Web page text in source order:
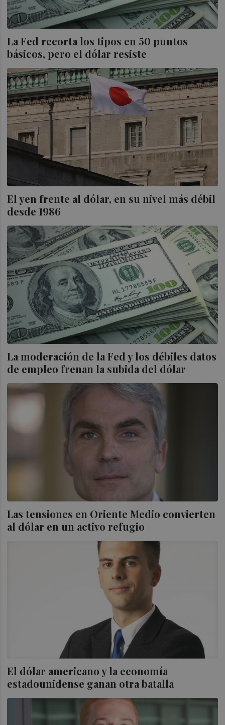
La Fed recorta los tipos en 50 puntos
básicos, pero el dólar resiste
El yen frente al dólar, en su nivel más débil
desde 1986
La moderación de la Fed y los débiles datos
de empleo frenan la subida del dólar
Las tensiones en Oriente Medio convierten
al dólar en un activo refugio
El dólar americano y la economía
estadounidense ganan otra batalla